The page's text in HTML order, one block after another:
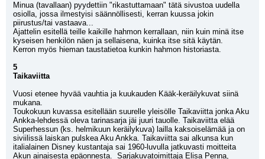
Minua (tavallaan) pyydettiin "rikastuttamaan" tätä sivustoa uudella
osiolla, jossa ilmestyisi säännöllisesti, kerran kuussa jokin
piirustus/tai vastaava...
Ajattelin esitellä teille kaikille hahmon kerrallaan, niin kuin minä itse
kyseisen henkilön näen ja sellaisena, kuinka itse sitä käytän.
Kerron myös hieman taustatietoa kunkin hahmon historiasta.
5
Taikaviitta
Vuosi etenee hyvää vauhtia ja kuukauden Kääk-keräilykuvat siinä
mukana.
Toukokuun kuvassa esitellään suurelle yleisölle Taikaviitta jonka Aku
Ankka-lehdessä oleva tarinasarja jäi juuri tauolle. Taikaviitta elää
Superhessun (ks. helmikuun keräilykuva) lailla kaksoiselämää ja on
siviilissä laiskan pulskea Aku Ankka. Taikaviitta sai alkunsa kun
italialainen Disney kustantaja sai 1960-luvulla jatkuvasti moitteita
Akun ainaisesta epäonnesta.  Sarjakuvatoimittaja Elisa Penna,